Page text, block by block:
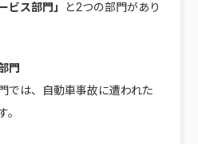
ビス部門」
と2つの部門があり
門
では、自動車事故に遭われた